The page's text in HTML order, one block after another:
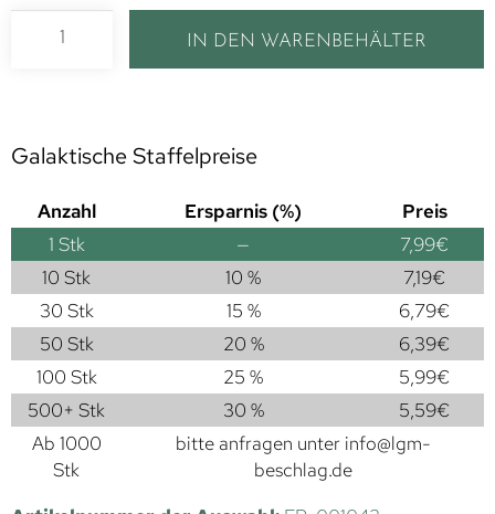
IN DEN WARENBEHÄLTER
Galaktische Staffelpreise
Anzahl Ersparnis (%)
Preis
1 Stk — 7,99€
10 Stk
10 % 7,19€
30 Stk
15 % 6,79€
50 Stk
20 % 6,39€
100 Stk
25 % 5,99€
500+ Stk
30 % 5,59€
Ab 1000
Stk
bitte anfragen unter info@lgm-
beschlag.de